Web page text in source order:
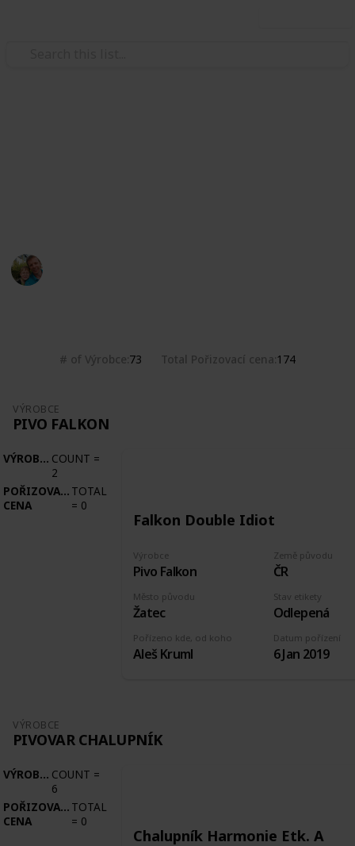
# of Výrobce 73 Total Pořizovací cena 174
VÝROBCE
PIVO FALKON
VÝROBCE COUNT =
2
POŘIZOVACÍ
CENA
TOTAL
= 0
Falkon Double Idiot
Výrobce
Pivo Falkon
Země původu
ČR
Pořízeno kde, od koho
Aleš Kruml
Stav etikety
Odlepená
Datum pořízení
6 Jan 2019
Město původu
Žatec
VÝROBCE
PIVOVAR CHALUPNÍK
VÝROBCE COUNT =
6
POŘIZOVACÍ
CENA
TOTAL
= 0
Chalupník Harmonie Etk. A